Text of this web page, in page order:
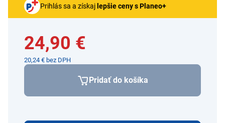
Prihlás sa a získaj lepšie ceny s Planeo+
24,90 €
20,24 € bez DPH
Pridať do košíka